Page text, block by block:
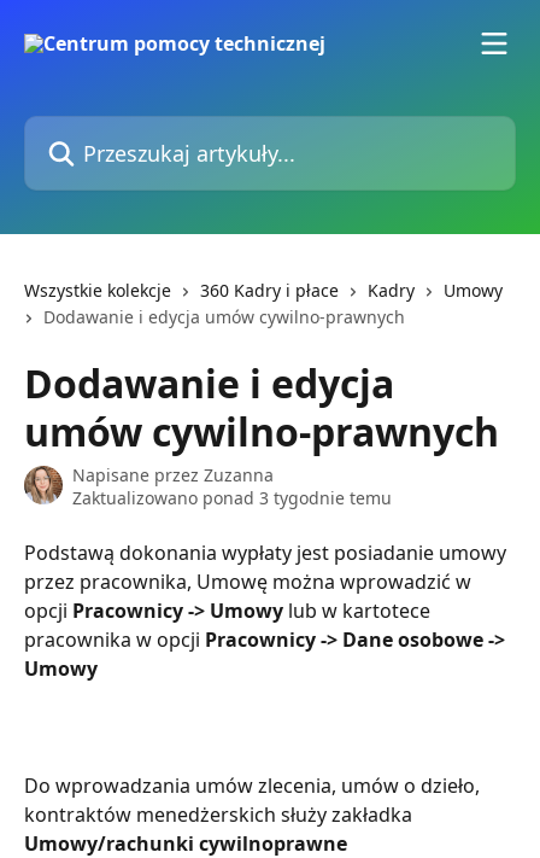
Przeszukaj artykuły...
Wszystkie kolekcje 360 Kadry i płace Kadry
Umowy
Dodawanie i edycja umów cywilno-prawnych
Dodawanie i edycja
umów cywilno-prawnych
Napisane przez Zuzanna
Zaktualizowano ponad 3 tygodnie temu
Podstawą dokonania wypłaty jest posiadanie umowy
przez pracownika, Umowę można wprowadzić w
opcji Pracownicy -> Umowy lub w kartotece
pracownika w opcji Pracownicy -> Dane osobowe ->
Umowy
Do wprowadzania umów zlecenia, umów o dzieło,
kontraktów menedżerskich służy zakładka
Umowy/rachunki cywilnoprawne